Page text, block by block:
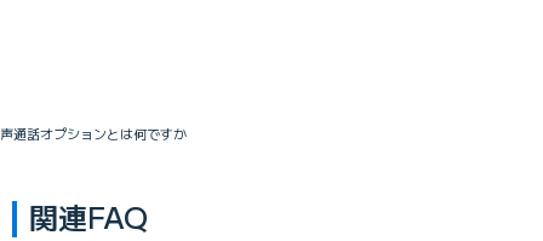
通話オプションとは何ですか
関連FAQ